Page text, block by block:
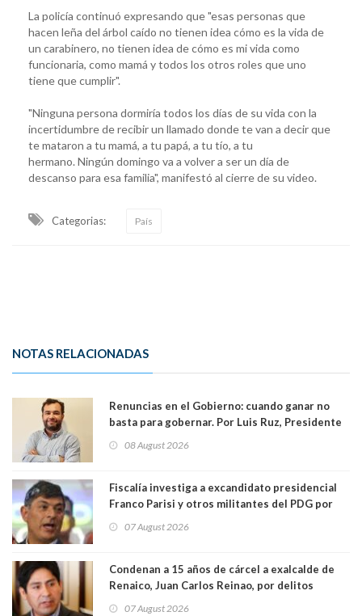
La policía continuó expresando que "esas personas que
hacen leña del árbol caído no tienen idea cómo es la vida de
un carabinero, no tienen idea de cómo es mi vida como
funcionaria, como mamá y todos los otros roles que uno
tiene que cumplir".
"Ninguna persona dormiría todos los días de su vida con la
incertidumbre de recibir un llamado donde te van a decir que
te mataron a tu mamá, a tu papá, a tu tío, a tu
hermano. Ningún domingo va a volver a ser un día de
descanso para esa familia", manifestó al cierre de su video.
Categorias: País
NOTAS RELACIONADAS
Renuncias en el Gobierno: cuando ganar no
basta para gobernar. Por Luis Ruz, Presidente
08 August 2026
Fiscalía investiga a excandidato presidencial
Franco Parisi y otros militantes del PDG por
07 August 2026
Condenan a 15 años de cárcel a exalcalde de
Renaico, Juan Carlos Reinao, por delitos
07 August 2026